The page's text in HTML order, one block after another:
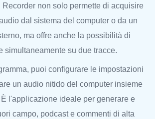
non solo permette di acquisire
dal sistema del computer o da un
ma offre anche la possibilità di
simultaneamente su due tracce.
puoi configurare le impostazioni
un audio nitido del computer insieme
l'applicazione ideale per generare e
campo, podcast e commenti di alta